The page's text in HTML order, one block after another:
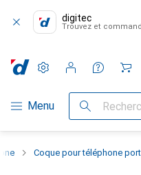
digitec
Trouvez et
Navigation par catégorie
Menu Recherche
Paramètres
Compte client
Listes de comparaison
Listes d'envies
Panier
Coque pour téléphone